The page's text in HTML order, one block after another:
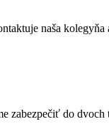
naša
zabezpečiť do dvoch